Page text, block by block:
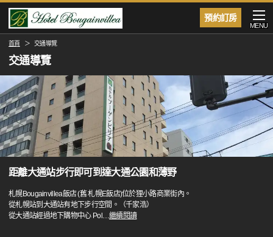
預約訂房
MENU
首頁 交通導覽
交通導覽
距離大通站步行即可到達大通公園和薄野
札幌Bougainvillea飯店 (舊 札幌E飯店)位於狸小路商業街內。
從札幌站到大通站有地下步行空間。（千家浩）
從大通站經過地下購物中心 Pol …繼續閱讀